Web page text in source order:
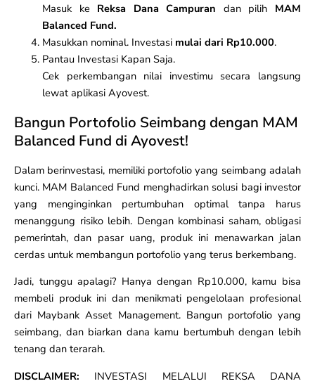
Masuk ke Reksa Dana Campuran dan pilih MAM
Balanced Fund.
Masukkan nominal. Investasi mulai dari Rp10.000.
Pantau Investasi Kapan Saja.
Cek perkembangan nilai investimu secara langsung
lewat aplikasi Ayovest.
Bangun Portofolio Seimbang dengan MAM
Balanced Fund di Ayovest!
Dalam berinvestasi, memiliki portofolio yang seimbang adalah
kunci. MAM Balanced Fund menghadirkan solusi bagi investor
yang menginginkan pertumbuhan optimal tanpa harus
menanggung risiko lebih. Dengan kombinasi saham, obligasi
pemerintah, dan pasar uang, produk ini menawarkan jalan
cerdas untuk membangun portofolio yang terus berkembang.
Jadi, tunggu apalagi? Hanya dengan Rp10.000, kamu bisa
membeli produk ini dan menikmati pengelolaan profesional
dari Maybank Asset Management. Bangun portofolio yang
seimbang, dan biarkan dana kamu bertumbuh dengan lebih
tenang dan terarah.
DISCLAIMER: INVESTASI MELALUI REKSA DANA